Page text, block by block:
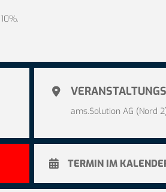
ams.Solution AG (Nord
TERMIN IM